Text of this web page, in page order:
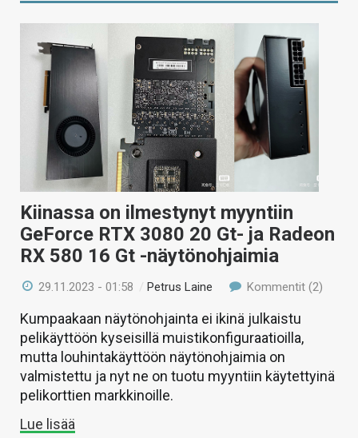
Kiinassa on ilmestynyt myyntiin
GeForce RTX 3080 20 Gt- ja Radeon
RX 580 16 Gt -näytönohjaimia
29.11.2023 - 01:58 /Petrus Laine Kommentit (2)
Kumpaakaan näytönohjainta ei ikinä julkaistu
pelikäyttöön kyseisillä muistikonfiguraatioilla,
mutta louhintakäyttöön näytönohjaimia on
valmistettu ja nyt ne on tuotu myyntiin käytettyinä
pelikorttien markkinoille.
Lue lisää